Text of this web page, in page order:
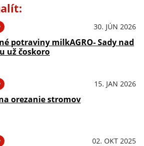
30. JÚN 2026
potraviny milkAGRO- Sady nad
už čoskoro
15. JAN 2026
orezanie stromov
02. OKT 2025